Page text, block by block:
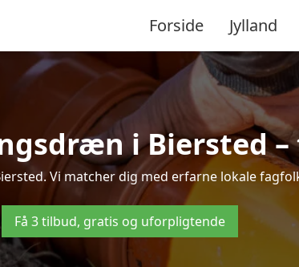
Forside Jylland
i Biersted
Vi matcher dig med erfarne lokale
Få 3 tilbud, gratis og uforpligtende